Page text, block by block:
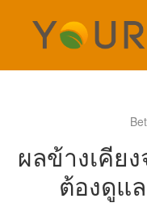
ผลข้างเคีย
ต้องดูแ